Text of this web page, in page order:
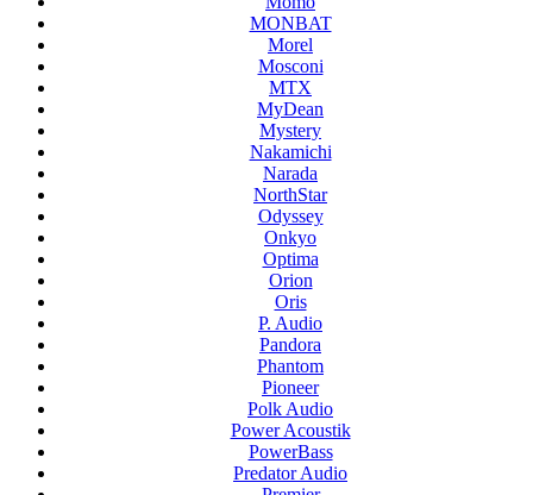
MONBAT
Morel
Mosconi
MTX
MyDean
Mystery
Nakamichi
Narada
NorthStar
Odyssey
Onkyo
Optima
Orion
Oris
P. Audio
Pandora
Phantom
Pioneer
Polk Audio
Power Acoustik
PowerBass
Predator Audio